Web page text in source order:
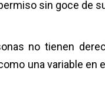
sin goce de
no tienen
una variable en